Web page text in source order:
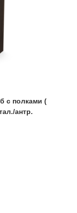
с полками (
антр.